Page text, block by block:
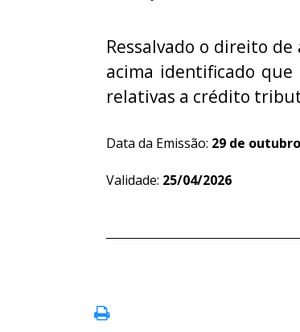
Ressalvado o direito
acima identificado
relativas a crédito
Data da Emissão: 29 de
Validade: 25/04/2026